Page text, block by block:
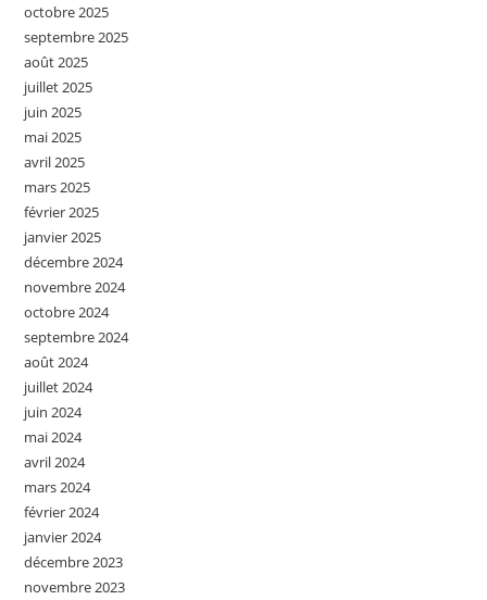
octobre 2025
septembre 2025
août 2025
juillet 2025
juin 2025
mai 2025
avril 2025
mars 2025
février 2025
janvier 2025
décembre 2024
novembre 2024
octobre 2024
septembre 2024
août 2024
juillet 2024
juin 2024
mai 2024
avril 2024
mars 2024
février 2024
janvier 2024
décembre 2023
novembre 2023